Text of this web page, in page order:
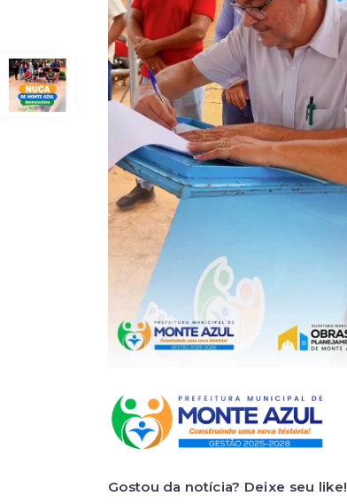
Gostou da notícia? Deixe seu like!